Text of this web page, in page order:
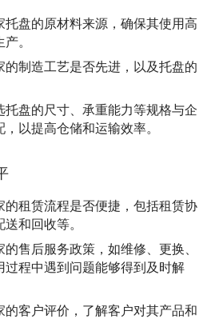
托盘的原材料来源，确保其使用高
。
的制造工艺是否先进，以及托盘的
托盘的尺寸、承重能力等规格与企
以提高仓储和运输效率。
的租赁流程是否便捷，包括租赁协
和回收等。
的售后服务政策，如维修、更换、
过程中遇到问题能够得到及时解
的客户评价，了解客户对其产品和